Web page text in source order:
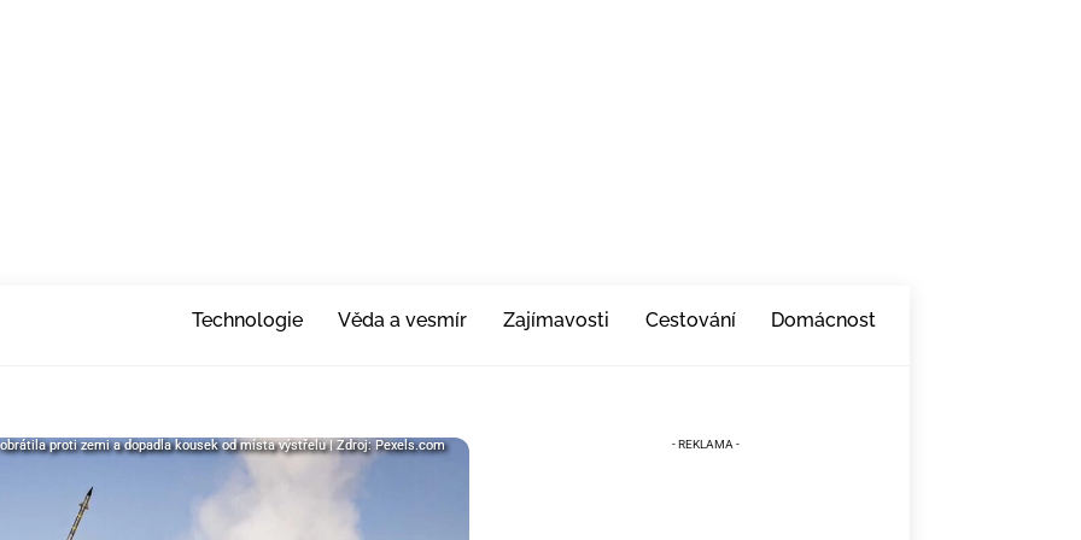
Technologie Věda a vesmír Zajímavosti Cestování Domácnost
proti zemi a dopadla kousek od místa výstřelu | Zdroj: Pexels.com
proti zemi a dopadla kousek od místa výstřelu | Zdroj: Pexels.com